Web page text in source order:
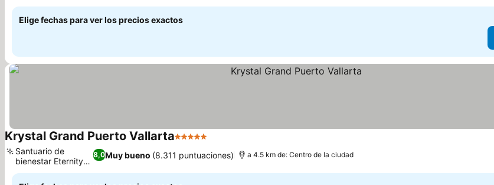
Elige fechas para ver los precios exactos
Krystal Grand Puerto Vallarta5 Estrellas
8,0Muy bueno (8.311 puntuaciones)
Santuario de
bienestar Eternity
Spa
a 4.5 km de: Centro de la ciudad